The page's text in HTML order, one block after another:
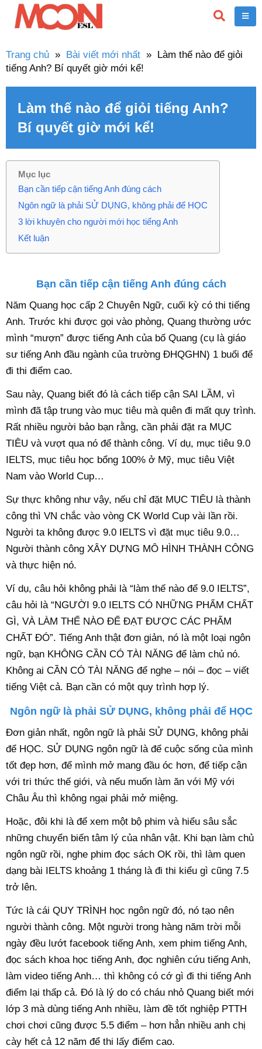
Trang chủ » Bài viết mới nhất » Làm thế nào để giỏi
tiếng Anh? Bí quyết giờ mới kể!
Làm thế nào để giỏi tiếng Anh?
Bí quyết giờ mới kể!
Mục lục
Bạn cần tiếp cận tiếng Anh đúng cách
Ngôn ngữ là phải SỬ DỤNG, không phải để HỌC
3 lời khuyên cho người mới học tiếng Anh
Kết luận
Bạn cần tiếp cận tiếng Anh đúng cách
Năm Quang học cấp 2 Chuyên Ngữ, cuối kỳ có thi tiếng
Anh. Trước khi được gọi vào phòng, Quang thường ước
mình “mượn” được tiếng Anh của bố Quang (cụ là giáo
sư tiếng Anh đầu ngành của trường ĐHQGHN) 1 buổi để
đi thi điểm cao.
Sau này, Quang biết đó là cách tiếp cận SAI LẦM, vì
mình đã tập trung vào mục tiêu mà quên đi mất quy trình.
Rất nhiều người bảo bạn rằng, cần phải đặt ra MỤC
TIÊU và vượt qua nó để thành công. Ví dụ, mục tiêu 9.0
IELTS, mục tiêu học bổng 100% ở Mỹ, mục tiêu Việt
Nam vào World Cup…
Sự thực không như vậy, nếu chỉ đặt MỤC TIÊU là thành
công thì VN chắc vào vòng CK World Cup vài lần rồi.
Người ta không được 9.0 IELTS vì đặt mục tiêu 9.0…
Người thành công XÂY DỰNG MÔ HÌNH THÀNH CÔNG
và thực hiện nó.
Ví dụ, câu hỏi không phải là “làm thế nào để 9.0 IELTS”,
câu hỏi là “NGƯỜI 9.0 IELTS CÓ NHỮNG PHẨM CHẤT
GÌ, VÀ LÀM THẾ NÀO ĐỂ ĐẠT ĐƯỢC CÁC PHẨM
CHẤT ĐÓ”. Tiếng Anh thật đơn giản, nó là một loại ngôn
ngữ, bạn KHÔNG CẦN CÓ TÀI NĂNG để làm chủ nó.
Không ai CẦN CÓ TÀI NĂNG để nghe – nói – đọc – viết
tiếng Việt cả. Bạn cần có một quy trình hợp lý.
Ngôn ngữ là phải SỬ DỤNG, không phải để HỌC
Đơn giản nhất, ngôn ngữ là phải SỬ DỤNG, không phải
để HỌC. SỬ DỤNG ngôn ngữ là để cuộc sống của mình
tốt đẹp hơn, để mình mở mang đầu óc hơn, để tiếp cận
với tri thức thế giới, và nếu muốn làm ăn với Mỹ với
Châu Âu thì không ngại phải mở miệng.
Hoặc, đôi khi là để xem một bộ phim và hiểu sâu sắc
những chuyển biến tâm lý của nhân vật. Khi bạn làm chủ
ngôn ngữ rồi, nghe phim đọc sách OK rồi, thì làm quen
dạng bài IELTS khoảng 1 tháng là đi thi kiểu gì cũng 7.5
trở lên.
Tức là cái QUY TRÌNH học ngôn ngữ đó, nó tạo nên
người thành công. Một người trong hàng năm trời mỗi
ngày đều lướt facebook tiếng Anh, xem phim tiếng Anh,
đọc sách khoa học tiếng Anh, đọc nghiên cứu tiếng Anh,
làm video tiếng Anh… thì không có cớ gì đi thi tiếng Anh
điểm lại thấp cả. Đó là lý do có cháu nhỏ Quang biết mới
lớp 3 mà dùng tiếng Anh nhiều, làm đề tốt nghiệp PTTH
chơi chơi cũng được 5.5 điểm – hơn hẳn nhiều anh chị
cày hết cả 12 năm để thi lấy điểm cao.